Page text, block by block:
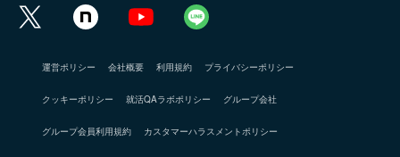
運営ポリシー 会社概要 利用規約 プライバシーポリシー
クッキーポリシー 就活QAラボポリシー グループ会社
グループ会員利用規約 カスタマーハラスメントポリシー